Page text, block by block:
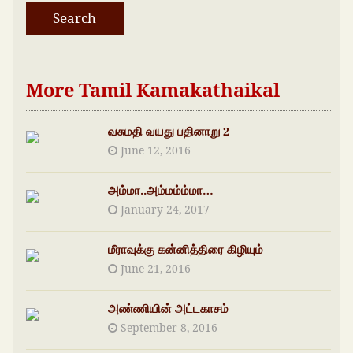
More Tamil Kamakathaikal
வசுமதி வயது பதினாறு 2
June 12, 2016
அம்மா..அம்மம்ம்மா…
January 24, 2017
மீராவுக்கு கன்னித்திரை கிழியும்
June 21, 2016
அண்ணியின் அட்டகாசம்
September 8, 2016